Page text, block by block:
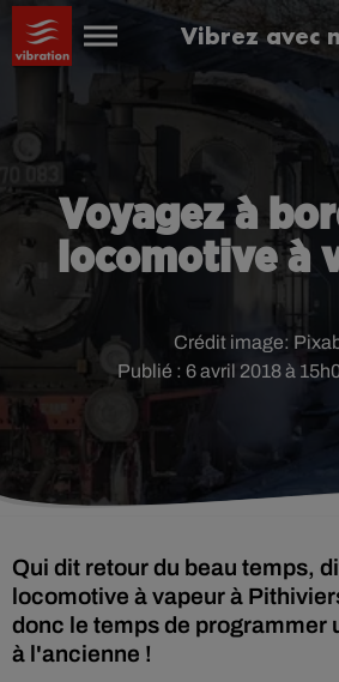
Vibrez avec
Voyagez à
locomotive à
Publié : 6 avril 2018 à
Crédit image:
Qui dit retour du beau temps,
locomotive à vapeur à
donc le temps de programmer
à l'ancienne !